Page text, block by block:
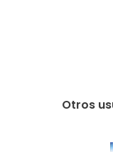
Otros